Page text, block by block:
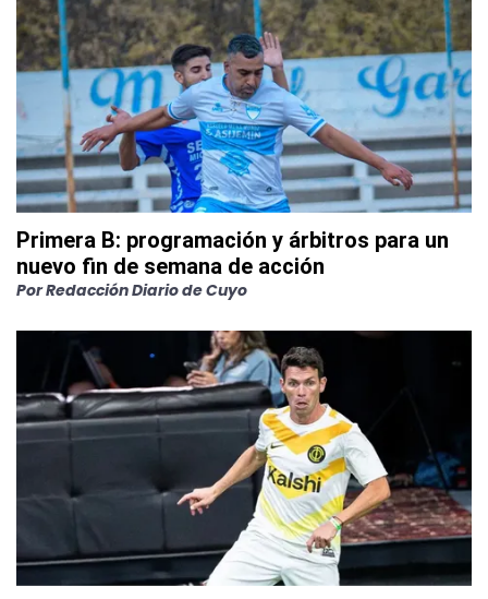
Primera B: programación y árbitros para un
nuevo fin de semana de acción
PorRedacción Diario de Cuyo